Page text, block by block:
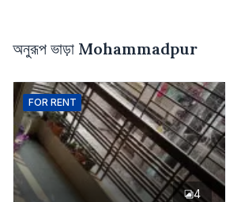
অনুরূপ ভাড়া Mohammadpur
FOR RENT
4